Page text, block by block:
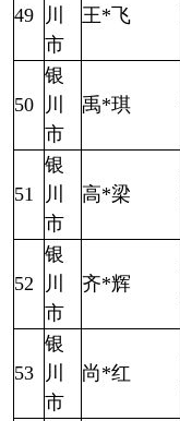
49
川
市
王*飞
50
银
川
市
禹*琪
51
银
川
市
高*梁
52
银
川
市
齐*辉
53
银
川
市
尚*红